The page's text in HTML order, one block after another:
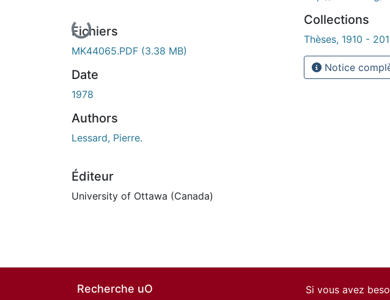
En cours de chargement...
Fichiers
MK44065.PDF (3.38 MB)
Date
1978
Authors
Lessard, Pierre.
Éditeur
University of Ottawa (Canada)
Collections
Thèses, 1910 -
Notice
Recherche uO
Si vous avez